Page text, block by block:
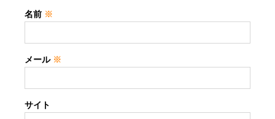
名前 ※
メール ※
サイト